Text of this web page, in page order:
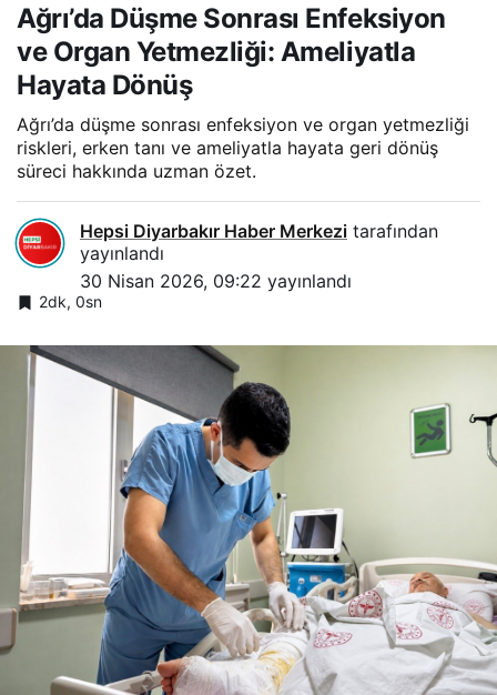
Ağrı’da Düşme Sonrası Enfeksiyon
ve Organ Yetmezliği: Ameliyatla
Hayata Dönüş
Ağrı’da düşme sonrası enfeksiyon ve organ yetmezliği
riskleri, erken tanı ve ameliyatla hayata geri dönüş
süreci hakkında uzman özet.
Hepsi Diyarbakır Haber Merkezi tarafından
yayınlandı
30 Nisan 2026, 09:22 yayınlandı
2dk, 0sn